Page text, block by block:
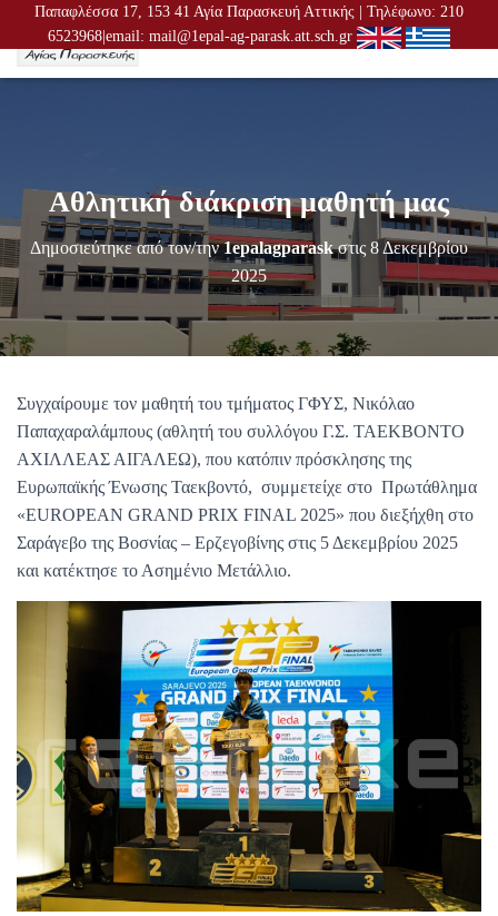
Παπαφλέσσα 17, 153 41 Αγία Παρασκευή Αττικής | Τηλέφωνο: 210
6523968|email: mail@1epal-ag-parask.att.sch.gr
Ν
Ή
Π
Λ
Ο
Ή
Αθλητική διάκριση μαθητή μας
Δημοσιεύτηκε από τον/την1epalagparaskστις 8 Δεκεμβρίου
2025
Συγχαίρουμε τον μαθητή του τμήματος ΓΦΥΣ, Νικόλαο
Παπαχαραλάμπους (αθλητή του συλλόγου Γ.Σ. ΤΑΕΚΒΟΝΤΟ
ΑΧΙΛΛΕΑΣ ΑΙΓΑΛΕΩ), που κατόπιν πρόσκλησης της
Ευρωπαϊκής Ένωσης Ταεκβοντό, συμμετείχε στο Πρωτάθλημα
«EUROPEAN GRAND PRIX FINAL 2025» που διεξήχθη στο
Σαράγεβο της Βοσνίας – Ερζεγοβίνης στις 5 Δεκεμβρίου 2025
και κατέκτησε το Ασημένιο Μετάλλιο.